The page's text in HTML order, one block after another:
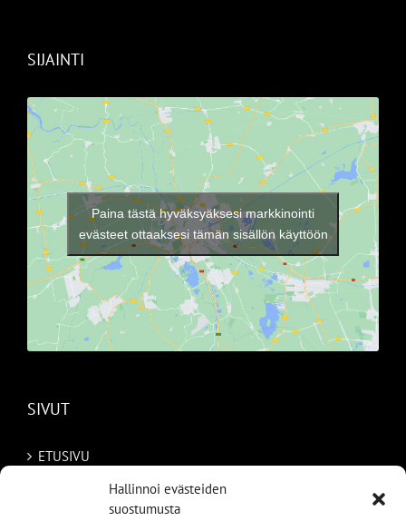
Hallinnoi evästeiden
suostumusta
SIJAINTI
Paina tästä hyväksyäksesi markkinointi
evästeet ottaaksesi tämän sisällön käyttöön
SIVUT
ETUSIVU